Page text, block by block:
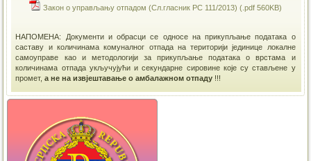
Закон о управљању отпадом (Сл.гласник РС 111/2013) (.pdf 560KB)
НАПОМЕНА: Документи и обрасци се односе на прикупљање података о
саставу и количинама комуналног отпада на територији јединице локалне
самоуправе као и методологији за прикупљање података о врстама и
количинама отпада укључујући и секундарне сировине које су стављене у
промет,а не на извјештавање о амбалажном отпаду !!!